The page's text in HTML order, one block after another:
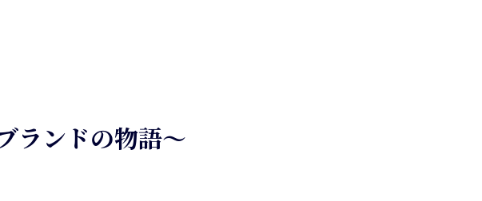
ンドの物語～